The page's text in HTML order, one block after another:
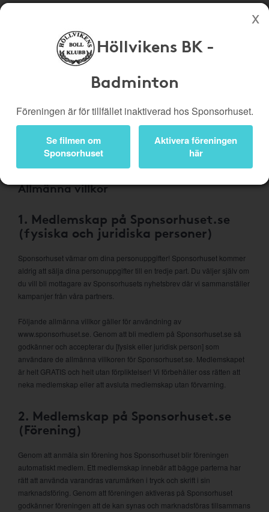
Köp genom denna sida stöttar Höllvikens BK - Badminton
Bli medlem
Logga in
Höllvikens BK -
Badminton
Föreningen är för tillfället inaktiverad hos Sponsorhuset.
Se filmen om
Sponsorhuset
Aktivera föreningen
här
Om Sponsorhuset
Allmänna villkor
1. Medlemskap på Sponsorhuset.se
(fysiska och juridiska personer)
Sponsorhuset värnar om dina personuppgifter! Sponsorhuset kommer
aldrig att sälja dina personuppgifter till en tredje part. Du väljer själv om
du vill bli mottagare av Sponsorhusets nyhetsbrev där vi sammanställer
kampanjer från våra partners.
Följande allmänna villkor gäller för användning av
www.sponsorhuset.se. Genom att bli medlem på Sponsorhuset.se så
godkänner och accepterar du [fysisk eller juridisk person] som
användare de allmänna villkoren för Sponsorhuset.se. Medlemskapet
är helt GRATIS och helt utan förpliktelser! Vi förbehåller oss rätten att
neka medlemskap eller att avsluta medlemskap utan förvarning.
2. Medlemskap på Sponsorhuset.se
(Förening)
Genom att anmäla sin förening hos Sponsorhuset blir föreningen
automatiskt medlem. Ett medlemskap innebär att bägge parterna har
rätt att använda varandras varumärken i tryck och skrift i sin
marknadsföring. Genom att föreningen aktiveras på Sponsorhuset
godkänner föreningen att de kan synas och marknadsföras tillsammans